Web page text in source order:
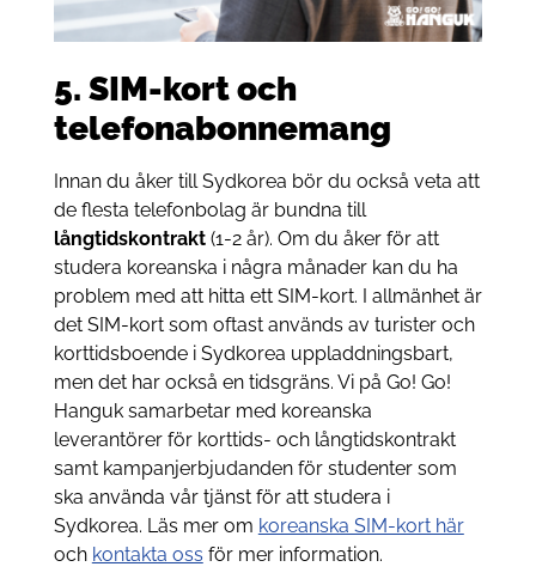
5. SIM-kort och
telefonabonnemang
Innan du åker till Sydkorea bör du också veta att
de flesta telefonbolag är bundna till
långtidskontrakt(1-2 år). Om du åker för att
studera koreanska i några månader kan du ha
problem med att hitta ett SIM-kort. I allmänhet är
det SIM-kort som oftast används av turister och
korttidsboende i Sydkorea uppladdningsbart,
men det har också en tidsgräns. Vi på Go! Go!
Hanguk samarbetar med koreanska
leverantörer för korttids- och långtidskontrakt
samt kampanjerbjudanden för studenter som
ska använda vår tjänst för att studera i
Sydkorea. Läs mer om koreanska SIM-kort här
och kontakta oss för mer information.